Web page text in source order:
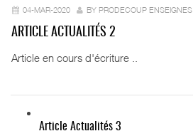
04-MAR-2020 BY PRODECOUP ENSEIGNES
ARTICLE ACTUALITÉS 2
Article en cours d'écriture ..
Article Actualités 3